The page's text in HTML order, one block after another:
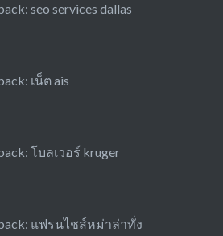
seo services dallas
เน็ต ais
โบลเวอร์ kruger
แฟรนไชส์หม่าล่าทั่ง